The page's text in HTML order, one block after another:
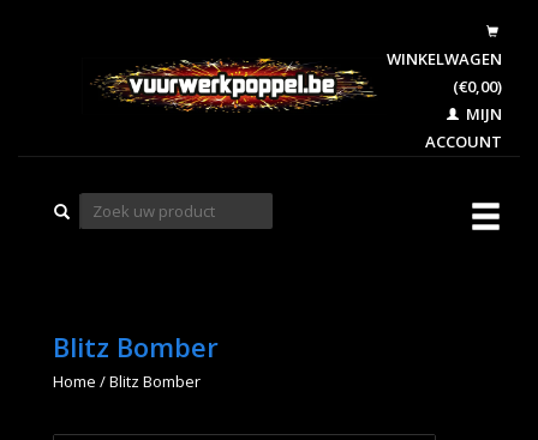
WINKELWAGEN
(€0,00)
MIJN
ACCOUNT
Blitz Bomber
Home /Blitz Bomber